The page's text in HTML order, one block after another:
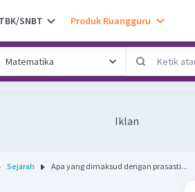
SNBT Produk Ruangguru
Iklan
Sejarah Apa yang dimaksud dengan prasasti...